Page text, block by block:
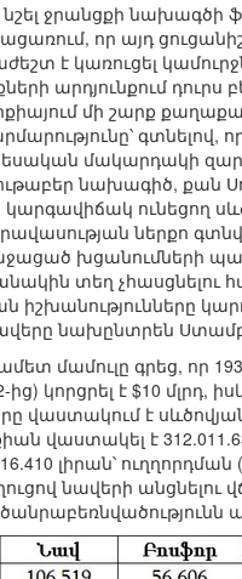
ջրանցքի նախագծի
որ այդ
է կառուցել
արդյունքում դուրս
մի շարք
գտնելով,
մակարդակի
նախագիծ, քան
ունեցող
ներքո
խցանումների
տեղ չհասցնելու
իշխանությունները
նախընտրեն
մամուլը գրեց, որ
կորցրել է $10 մլրդ,
վաստակում է
վաստակել է
լիրան՝ ուղղորդման
նավերի անցնելու